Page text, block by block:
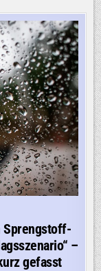
Sprengstoff-
–
gefasst